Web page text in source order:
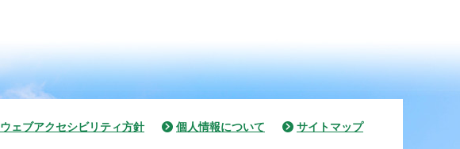
ウェブアクセシビリティ方針 個人情報について サイトマップ